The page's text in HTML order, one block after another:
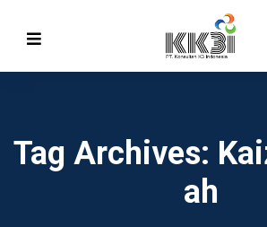
Tag Archives:
Ah